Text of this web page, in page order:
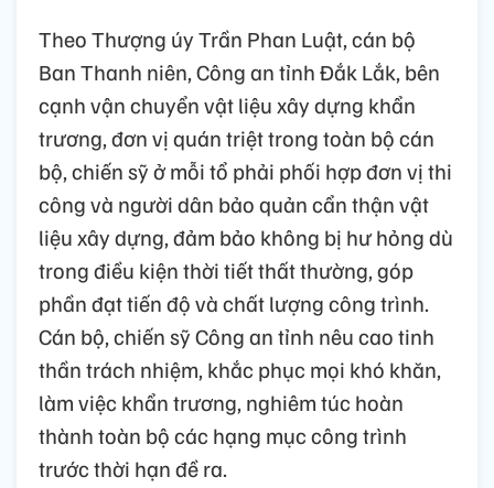
Theo Thượng úy Trần Phan Luật, cán bộ
Ban Thanh niên, Công an tỉnh Đắk Lắk, bên
cạnh vận chuyển vật liệu xây dựng khẩn
trương, đơn vị quán triệt trong toàn bộ cán
bộ, chiến sỹ ở mỗi tổ phải phối hợp đơn vị thi
công và người dân bảo quản cẩn thận vật
liệu xây dựng, đảm bảo không bị hư hỏng dù
trong điều kiện thời tiết thất thường, góp
phần đạt tiến độ và chất lượng công trình.
Cán bộ, chiến sỹ Công an tỉnh nêu cao tinh
thần trách nhiệm, khắc phục mọi khó khăn,
làm việc khẩn trương, nghiêm túc hoàn
thành toàn bộ các hạng mục công trình
trước thời hạn đề ra.